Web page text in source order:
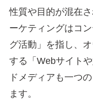
性質や目的が混在
ーケティングはコ
グ活動」を指し、
する「Webサイト
ドメディアも一つ
ます。